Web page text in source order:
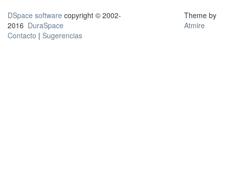
DSpace software copyright © 2002-
2016 DuraSpace
Contacto | Sugerencias
Theme by
Atmire